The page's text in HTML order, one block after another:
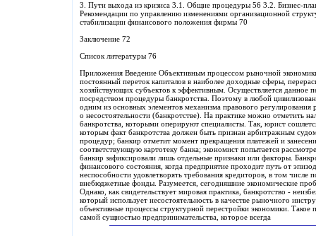
3. Пути выхода из кризиса 3.1. Общие процедуры 56 3.2. Бизнес-
Рекомендации по управлению изменениями организационной
стабилизации финансового положения фирмы 70
Заключение 72
Список литературы 76
Приложения Введение Объективным процессом рыночной
постоянный переток капиталов в наиболее доходные сферы,
хозяйствующих субъектов к эффективным. Осуществляется данное
посредством процедуры банкротства. Поэтому в любой
одним из основных элементов механизма правового регулирования
о несостоятельности (банкротстве). На практике можно отметить
банкротства, которыми оперируют специалисты. Так, юрист
которым факт банкротства должен быть признан арбитражным
процедур; банкир отметит момент прекращения платежей и
соответствующую картотеку банка; экономист попытается
банкир зафиксировали лишь отдельные признаки или факторы.
финансового состояния, когда предприятие проходит путь от
неспособности удовлетворять требования кредиторов, в том числе
внебюджетные фонды. Разумеется, сегодняшние экономические
Однако, как свидетельствует мировая практика, банкротство -
который использует несостоятельность в качестве рыночного
объективные процессы структурной перестройки экономики. Такое
самой сущностью предпринимательства, которое всегда